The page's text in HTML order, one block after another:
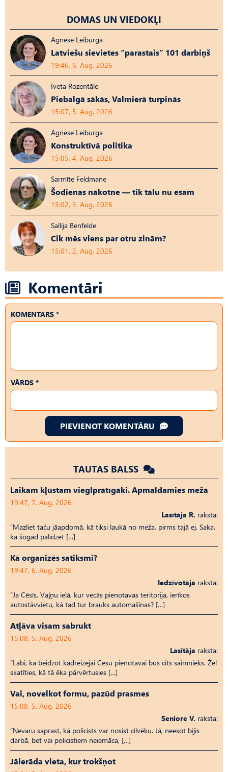
DOMAS UN VIEDOKĻI
Agnese Leiburga
Latviešu sievietes “parastais” 101 darbiņš
19:46, 6. Aug, 2026
Iveta Rozentāle
Piebalgā sākās, Valmierā turpinās
15:07, 5. Aug, 2026
Agnese Leiburga
Konstruktīvā politika
15:05, 4. Aug, 2026
Sarmīte Feldmane
Šodienas nākotne — tik tālu nu esam
15:02, 3. Aug, 2026
Sallija Benfelde
Cik mēs viens par otru zinām?
15:01, 2. Aug, 2026
Komentāri
KOMENTĀRS *
VĀRDS *
PIEVIENOT KOMENTĀRU
TAUTAS BALSS
Laikam kļūstam vieglprātīgāki. Apmaldamies mežā
19:47, 7. Aug, 2026
Lasītāja R. raksta:
“Mazliet taču jāapdomā, kā tiksi laukā no meža, pirms tajā ej. Saka,
ka šogad palīdzēt […]
Kā organizēs satiksmi?
19:47, 6. Aug, 2026
Iedzīvotāja raksta:
“Ja Cēsīs, Vaļņu ielā, kur vecās pienotavas teritorija, ierīkos
autostāvvietu, kā tad tur brauks automašīnas? […]
Atļāva visam sabrukt
15:08, 5. Aug, 2026
Lasītāja raksta:
“Labi, ka beidzot kādreizējai Cēsu pienotavai būs cits saimnieks. Žēl
skatīties, kā tā ēka pārvērtusies […]
Vai, novelkot formu, pazūd prasmes
15:08, 5. Aug, 2026
Seniore V. raksta:
“Nevaru saprast, kā policists var nosist cilvēku. Jā, neesot bijis
darbā, bet vai policistiem neiemāca, […]
Jāierāda vieta, kur trokšņot